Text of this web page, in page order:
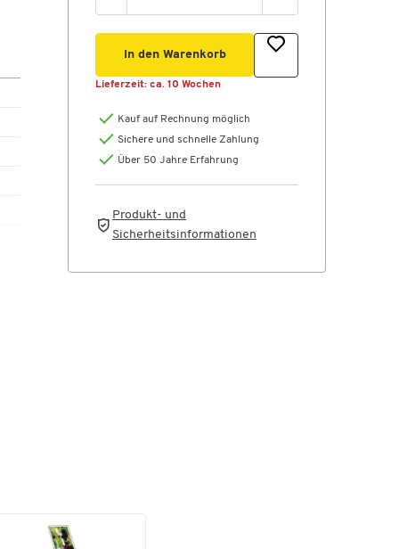
In den Warenkorb
Lieferzeit: ca. 10 Wochen
Kauf auf Rechnung möglich
Sichere und schnelle Zahlung
Über 50 Jahre Erfahrung
Produkt- und
Sicherheitsinformationen